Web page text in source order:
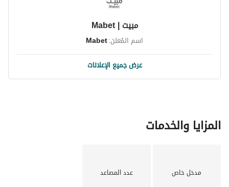
مبيت | Mabet
اسم المُعلن:Mabet
عرض جميع الإعلانات
المزايا والخدمات
مدخل خاص عدد المصاعد